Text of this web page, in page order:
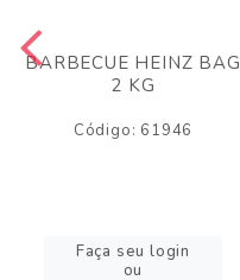
BARBECUE HEINZ BAG
2 KG
Código: 61946
Faça seu login
ou